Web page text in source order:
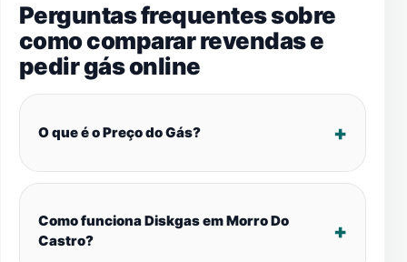
Perguntas frequentes sobre
como comparar revendas e
pedir gás online
O que é o Preço do Gás?
Como funciona Diskgas em Morro Do
Castro?